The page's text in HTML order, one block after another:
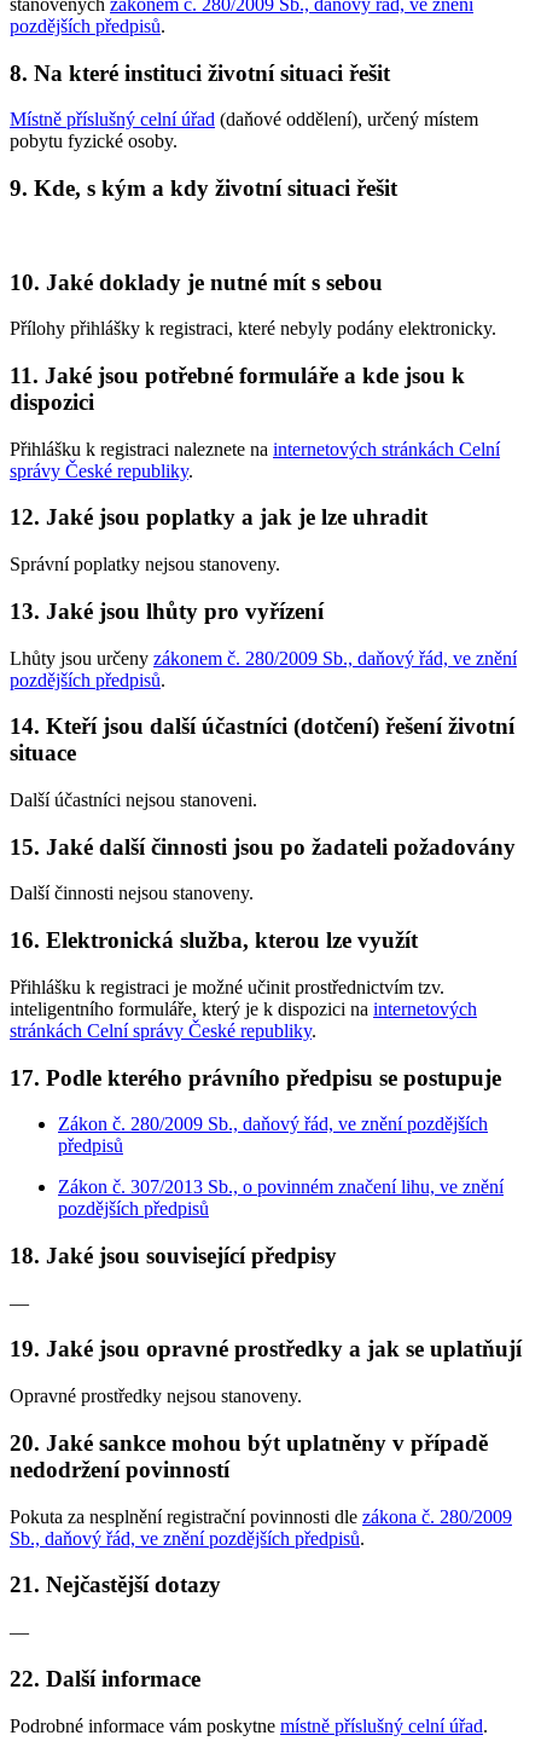
stanovených zákonem č. 280/2009 Sb., daňový řád, ve znění
pozdějších předpisů.
8. Na které instituci životní situaci řešit
Místně příslušný celní úřad (daňové oddělení), určený místem
pobytu fyzické osoby.
9. Kde, s kým a kdy životní situaci řešit
10. Jaké doklady je nutné mít s sebou
Přílohy přihlášky k registraci, které nebyly podány elektronicky.
11. Jaké jsou potřebné formuláře a kde jsou k
dispozici
Přihlášku k registraci naleznete na internetových stránkách Celní
správy České republiky.
12. Jaké jsou poplatky a jak je lze uhradit
Správní poplatky nejsou stanoveny.
13. Jaké jsou lhůty pro vyřízení
Lhůty jsou určeny zákonem č. 280/2009 Sb., daňový řád, ve znění
pozdějších předpisů.
14. Kteří jsou další účastníci (dotčení) řešení životní
situace
Další účastníci nejsou stanoveni.
15. Jaké další činnosti jsou po žadateli požadovány
Další činnosti nejsou stanoveny.
16. Elektronická služba, kterou lze využít
Přihlášku k registraci je možné učinit prostřednictvím tzv.
inteligentního formuláře, který je k dispozici na internetových
stránkách Celní správy České republiky.
17. Podle kterého právního předpisu se postupuje
Zákon č. 280/2009 Sb., daňový řád, ve znění pozdějších
předpisů
Zákon č. 307/2013 Sb., o povinném značení lihu, ve znění
pozdějších předpisů
18. Jaké jsou související předpisy
—
19. Jaké jsou opravné prostředky a jak se uplatňují
Opravné prostředky nejsou stanoveny.
20. Jaké sankce mohou být uplatněny v případě
nedodržení povinností
Pokuta za nesplnění registrační povinnosti dle zákona č. 280/2009
Sb., daňový řád, ve znění pozdějších předpisů.
21. Nejčastější dotazy
—
22. Další informace
Podrobné informace vám poskytne místně příslušný celní úřad.